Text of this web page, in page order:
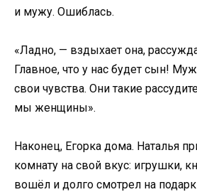
и мужу. Ошиблась.
«Ладно, — вздыхает она,
Главное, что у нас будет сын!
свои чувства. Они такие
мы женщины».
Наконец, Егорка дома. Наталья
комнату на свой вкус: игрушки,
вошёл и долго смотрел на